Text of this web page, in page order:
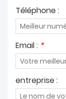
Téléphone :
Email : *
entreprise :